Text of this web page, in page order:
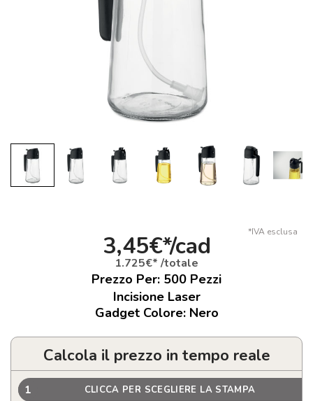
*IVA esclusa
3,45€*/cad
1.725€* /totale
Prezzo Per: 500 Pezzi
Incisione Laser
Gadget Colore: Nero
Calcola il prezzo in tempo reale
1 CLICCA PER SCEGLIERE LA STAMPA